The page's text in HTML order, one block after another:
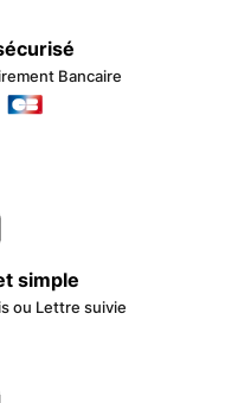
Bancaire
simple
ou Lettre suivie